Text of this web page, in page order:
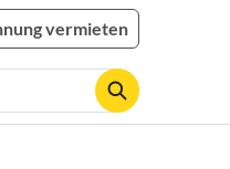
vermieten